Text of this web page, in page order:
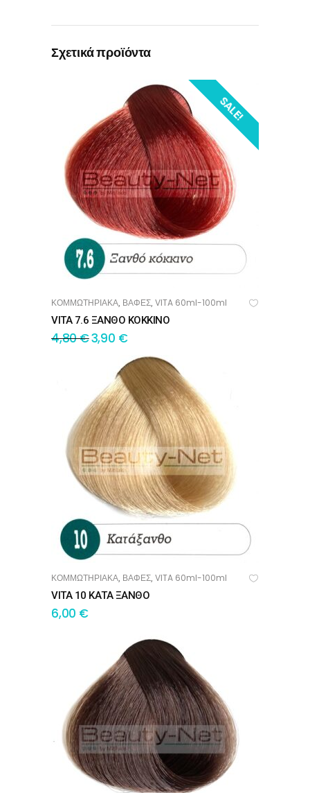
Σχετικά προϊόντα
SALE!
ΠΡΟΣΘΉΚΗ ΣΤΟ ΚΑΛΆΘΙ
ΚΟΜΜΩΤΗΡΙΑΚΑ, ΒΑΦΕΣ, VITA 60ml-100ml
VITA 7.6 ΞΑΝΘΟ ΚΟΚΚΙΝΟ
4,80€3,90 €
ΠΡΟΣΘΉΚΗ ΣΤΟ ΚΑΛΆΘΙ
ΚΟΜΜΩΤΗΡΙΑΚΑ, ΒΑΦΕΣ, VITA 60ml-100ml
VITA 10 ΚΑΤΑ ΞΑΝΘΟ
6,00 €